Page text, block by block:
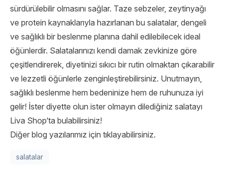
sürdürülebilir olmasını sağlar. Taze sebzeler, zeytinyağı
ve protein kaynaklarıyla hazırlanan bu salatalar, dengeli
ve sağlıklı bir beslenme planına dahil edilebilecek ideal
öğünlerdir. Salatalarınızı kendi damak zevkinize göre
çeşitlendirerek, diyetinizi sıkıcı bir rutin olmaktan çıkarabilir
ve lezzetli öğünlerle zenginleştirebilirsiniz. Unutmayın,
sağlıklı beslenme hem bedeninize hem de ruhunuza iyi
gelir! İster diyette olun ister olmayın dilediğiniz salatayı
Liva Shop‘ta bulabilirsiniz!
Diğer blog yazılarımız için tıklayabilirsiniz.
salatalar